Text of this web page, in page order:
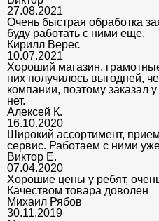
27.08.2021
Очень быстрая обработка
буду работать с ними еще.
Кирилл Верес
10.07.2021
Хороший магазин,
них получилось выгодней,
компании, поэтому заказал
нет.
Алексей К.
16.10.2020
Широкий ассортимент,
сервис. Работаем с ними
Виктор Е.
07.04.2020
Хорошие цены у ребят,
Качеством товара доволен
Михаил Рябов
30.11.2019